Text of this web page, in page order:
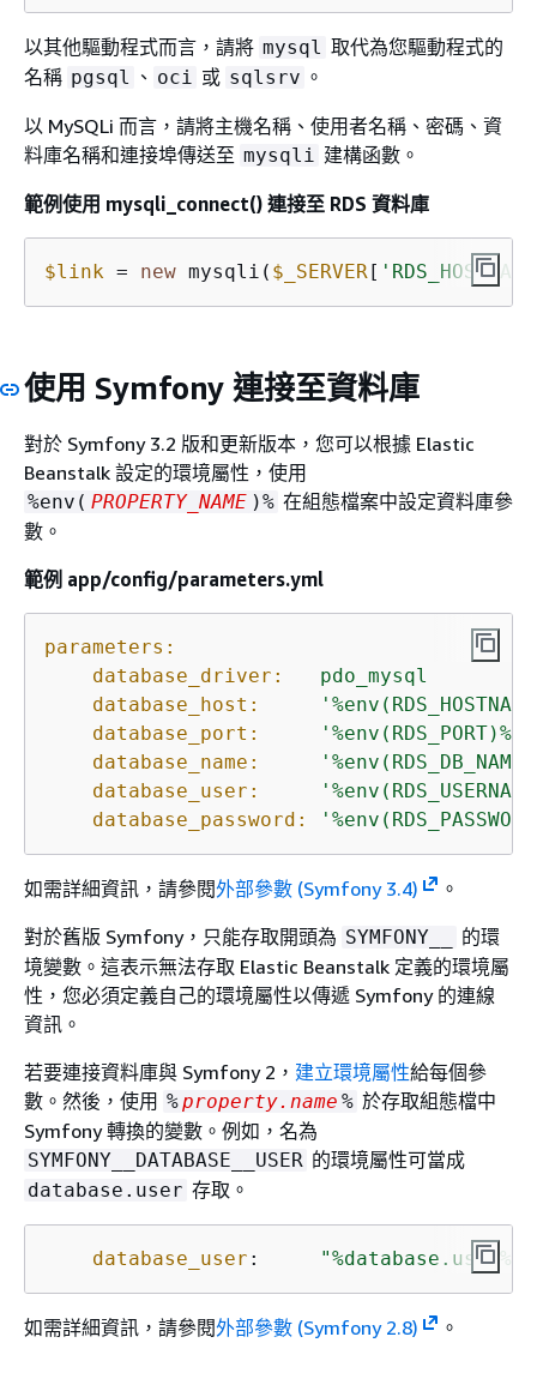
以其他驅動程式而言，請將 mysql 取代為您驅動程式的
名稱 pgsql 、 oci 或 sqlsrv 。
以 MySQLi 而言，請將主機名稱、使用者名稱、密碼、資
料庫名稱和連接埠傳送至 mysqli 建構函數。
範例使用 mysqli_connect() 連接至 RDS 資料庫
$link = new mysqli( $_SERVER [
使用 Symfony 連接至資料庫
對於 Symfony 3.2 版和更新版本，您可以根據 Elastic
Beanstalk 設定的環境屬性，使用
%env( PROPERTY_NAME )% 在組態檔案中設定資料庫參
數。
範例 app/config/parameters.yml
parameters:
database_driver:
pdo_mysql
database_host:
database_port:
'%env(RDS_PORT)%'
database_name:
database_user:
database_password:
如需詳細資訊，請參閱外部參數 (Symfony 3.4)
。
對於舊版 Symfony，只能存取開頭為 SYMFONY__
的環
境變數。這表示無法存取 Elastic Beanstalk 定義的環境屬
性，您必須定義自己的環境屬性以傳遞 Symfony 的連線
資訊。
若要連接資料庫與 Symfony 2， 建立環境屬性給每個參
數。然後，使用 %property.name % 於存取組態檔中
Symfony 轉換的變數。例如，名為
SYMFONY__DATABASE__USER 的環境屬性可當成
database.user 存取。
database_user : "%database.user%"
如需詳細資訊，請參閱外部參數 (Symfony 2.8) 。